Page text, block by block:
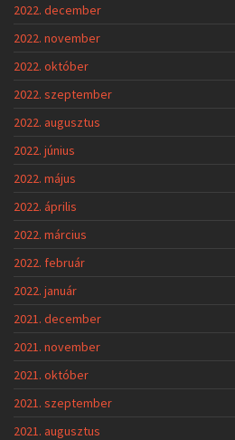
2022. december
2022. november
2022. október
2022. szeptember
2022. augusztus
2022. június
2022. május
2022. április
2022. március
2022. február
2022. január
2021. december
2021. november
2021. október
2021. szeptember
2021. augusztus